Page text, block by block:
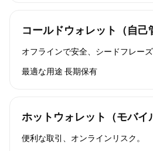
コールドウォレット（自己
オフラインで安全、シードフレーズ
最適な用途 長期保有
ホットウォレット（モバイ
便利な取引、オンラインリスク。